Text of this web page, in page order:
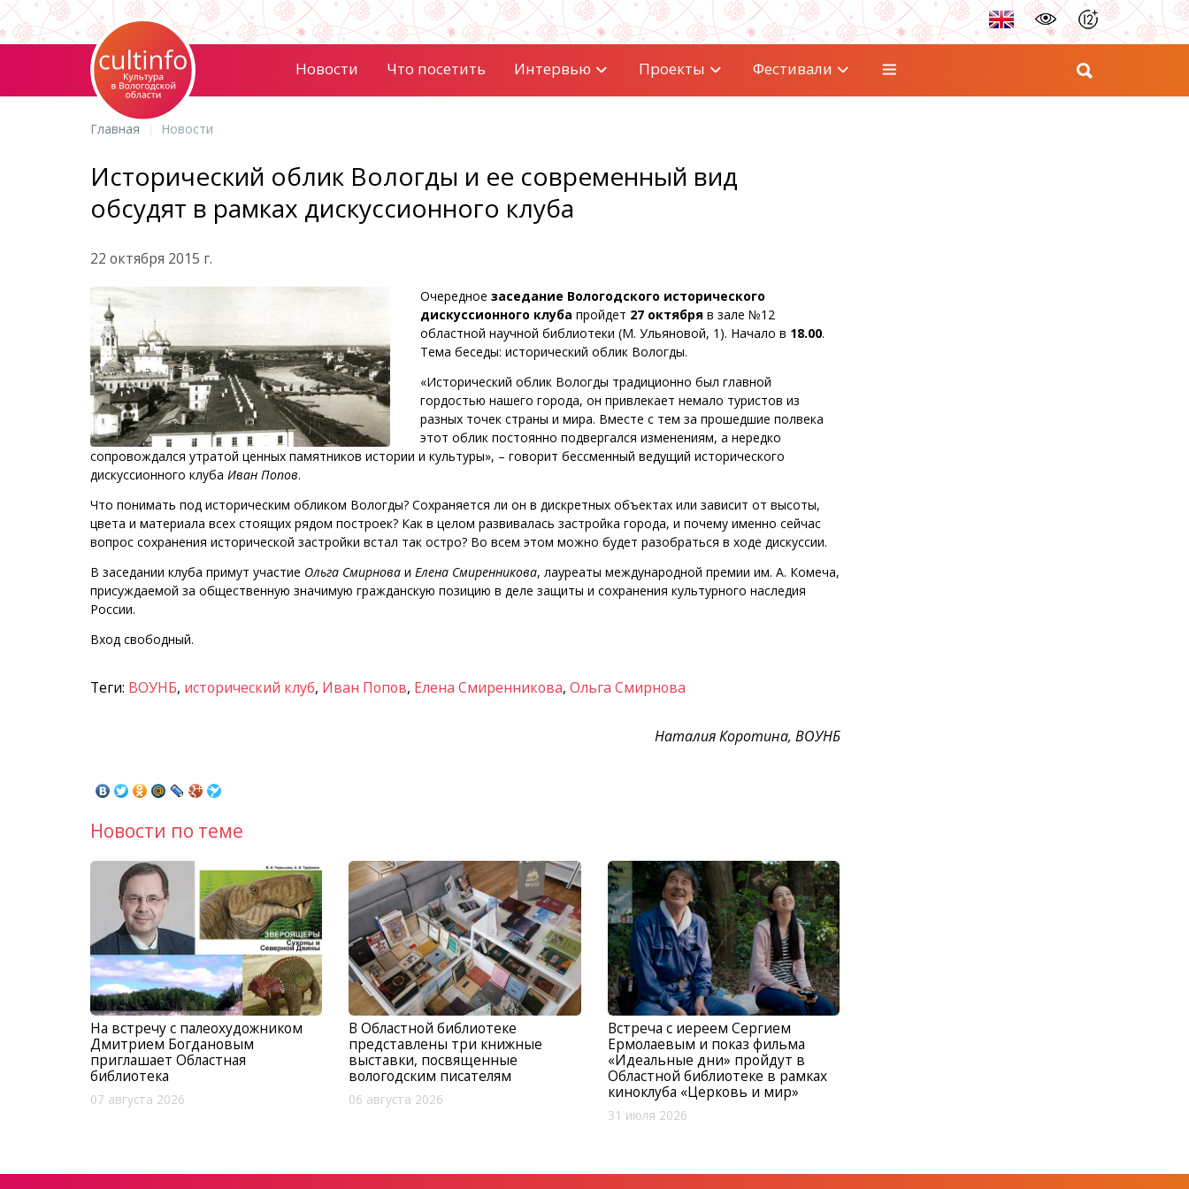
Новости Что посетить Интервью Проекты Фестивали
Главная Новости
Исторический облик Вологды и ее современный вид
обсудят в рамках дискуссионного клуба
22 октября 2015 г.
Очередное заседание Вологодского исторического
дискуссионного клуба пройдет 27 октября в зале №12
областной научной библиотеки (М. Ульяновой, 1). Начало в 18.00.
Тема беседы: исторический облик Вологды.
«Исторический облик Вологды традиционно был главной
гордостью нашего города, он привлекает немало туристов из
разных точек страны и мира. Вместе с тем за прошедшие полвека
этот облик постоянно подвергался изменениям, а нередко
сопровождался утратой ценных памятников истории и культуры», – говорит бессменный ведущий исторического
дискуссионного клуба Иван Попов.
Что понимать под историческим обликом Вологды? Сохраняется ли он в дискретных объектах или зависит от высоты,
цвета и материала всех стоящих рядом построек? Как в целом развивалась застройка города, и почему именно сейчас
вопрос сохранения исторической застройки встал так остро? Во всем этом можно будет разобраться в ходе дискуссии.
В заседании клуба примут участие Ольга Смирнова и Елена Смиренникова, лауреаты международной премии им. А. Комеча,
присуждаемой за общественную значимую гражданскую позицию в деле защиты и сохранения культурного наследия
России.
Вход свободный.
Теги: ВОУНБ, исторический клуб, Иван Попов, Елена Смиренникова, Ольга Смирнова
Наталия Коротина, ВОУНБ
Новости по теме
На встречу с палеохудожником
Дмитрием Богдановым
приглашает Областная
библиотека
07 августа 2026
В Областной библиотеке
представлены три книжные
выставки, посвященные
вологодским писателям
06 августа 2026
Встреча с иереем Сергием
Ермолаевым и показ фильма
«Идеальные дни» пройдут в
Областной библиотеке в рамках
киноклуба «Церковь и мир»
31 июля 2026